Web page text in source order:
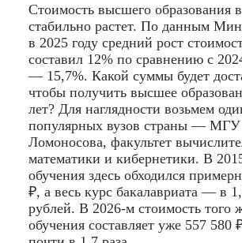
Стоимость высшего образования
стабильно растет. По данным
в 2025 году средний рост
составил 12% по сравнению с
— 15,7%. Какой суммы будет
чтобы получить высшее
лет? Для наглядности возьмем
популярных вузов страны —
Ломоносова, факультет
математики и кибернетики. В
обучения здесь обходился
₽, а весь курс бакалавриата — в
рублей. В 2026-м стоимость того
обучения составляет уже 557 580